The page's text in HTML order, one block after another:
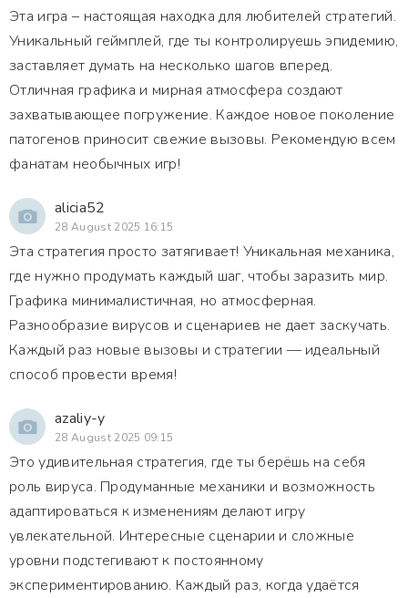
Эта игра – настоящая находка для любителей стратегий.
Уникальный геймплей, где ты контролируешь эпидемию,
заставляет думать на несколько шагов вперед.
Отличная графика и мирная атмосфера создают
захватывающее погружение. Каждое новое поколение
патогенов приносит свежие вызовы. Рекомендую всем
фанатам необычных игр!
alicia52
28 August 2025 16:15
Эта стратегия просто затягивает! Уникальная механика,
где нужно продумать каждый шаг, чтобы заразить мир.
Графика минималистичная, но атмосферная.
Разнообразие вирусов и сценариев не дает заскучать.
Каждый раз новые вызовы и стратегии — идеальный
способ провести время!
azaliy-y
28 August 2025 09:15
Это удивительная стратегия, где ты берёшь на себя
роль вируса. Продуманные механики и возможность
адаптироваться к изменениям делают игру
увлекательной. Интересные сценарии и сложные
уровни подстегивают к постоянному
экспериментированию. Каждый раз, когда удаётся